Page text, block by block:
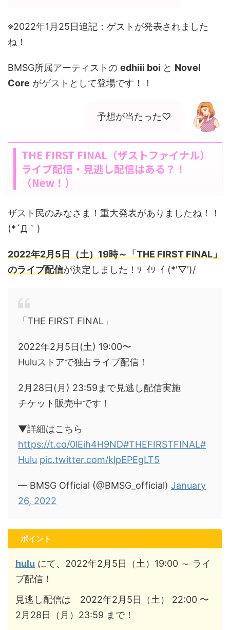
※2022年1月25日追記：ゲストが発表されました
ね！
BMSG所属アーティストの edhiii boi と Novel
Core がゲストとして登場です！！
予想が当たった♡
THE FIRST FINAL（ザストファイナル）
ライブ配信・見逃し配信はある？！
（New！）
ザスト民のみなさま！重大発表がありましたね！！
(*´Д｀)
2022年2月5日（土）19時～「THE FIRST FINAL」
のライブ配信が決定しました！ﾜｰｲﾜｰｲ (*'▽')/
「THE FIRST FINAL」
2022年2月5日(土) 19:00〜
Huluストアで独占ライブ配信！
2月28日(月) 23:59まで見逃し配信実施
チケット販売中です！
▼詳細はこちら
https://t.co/0lEih4H9ND#THEFIRSTFINAL#
Hulu pic.twitter.com/klpEPEgLT5
— BMSG Official (@BMSG_official) January
26, 2022
ポイント
hulu にて、2022年2月5日（土）19:00 ～ ライ
ブ配信！
見逃し配信は 2022年2月5日（土） 22:00 〜
2月28日（月）23:59 まで！